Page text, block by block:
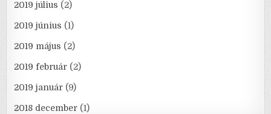
2019 július (2)
2019 június (1)
2019 május (2)
2019 február (2)
2019 január (9)
2018 december (1)